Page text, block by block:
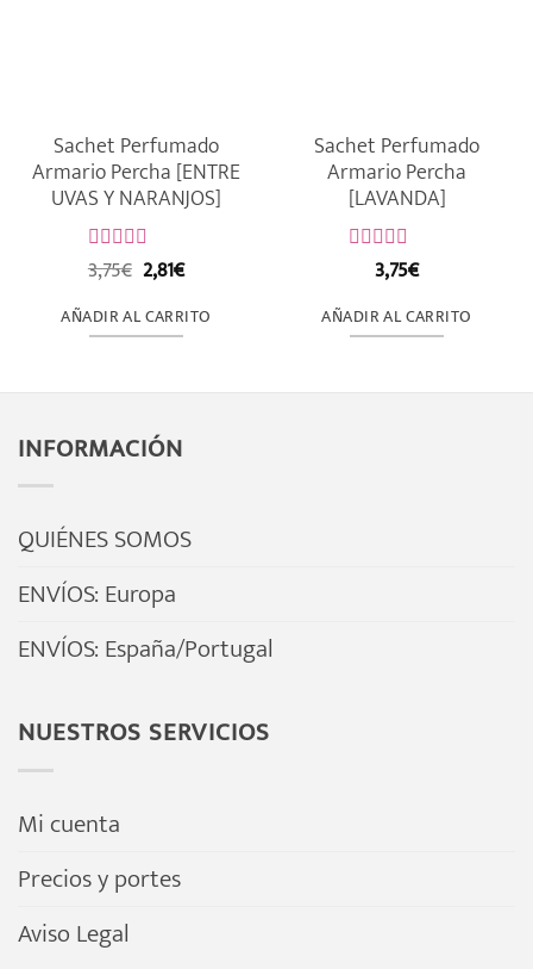
Sachet Perfumado
Armario Percha [ENTRE
UVAS Y NARANJOS]
Valorado
con
de
5
3,75€ El
precio
original
era:
2,81€El
actual
es:
AÑADIR AL CARRITO
Sachet Perfumado
Armario Percha
[LAVANDA]
Valorado
de
5
3,75€
AÑADIR AL CARRITO
INFORMACIÓN
QUIÉNES SOMOS
ENVÍOS: Europa
ENVÍOS: España/Portugal
NUESTROS SERVICIOS
Mi cuenta
Precios y portes
Aviso Legal